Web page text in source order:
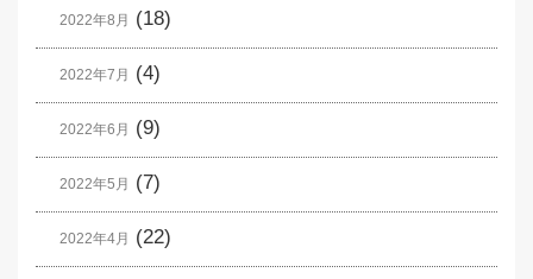
2022年8月 (18)
2022年7月 (4)
2022年6月 (9)
2022年5月 (7)
2022年4月 (22)